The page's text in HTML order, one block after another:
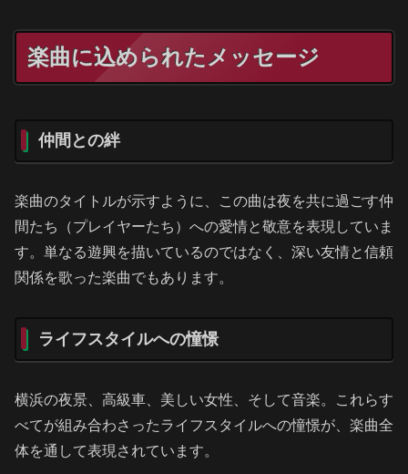
楽曲に込められたメッセージ
仲間との絆
楽曲のタイトルが示すように、この曲は夜を共に過ごす仲
間たち（プレイヤーたち）への愛情と敬意を表現していま
す。単なる遊興を描いているのではなく、深い友情と信頼
関係を歌った楽曲でもあります。
ライフスタイルへの憧憬
横浜の夜景、高級車、美しい女性、そして音楽。これらす
べてが組み合わさったライフスタイルへの憧憬が、楽曲全
体を通して表現されています。